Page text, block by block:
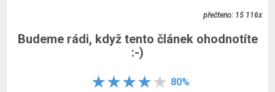
přečteno: 15 116x
Budeme rádi, když tento článek ohodnotíte
:-)
80%